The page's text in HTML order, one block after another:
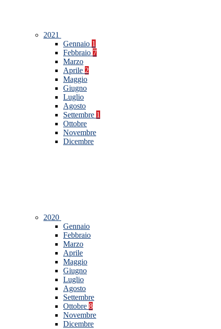
2021
Gennaio 1
Febbraio 7
Marzo
Aprile 2
Maggio
Giugno
Luglio
Agosto
Settembre 1
Ottobre
Novembre
Dicembre
2020
Gennaio
Febbraio
Marzo
Aprile
Maggio
Giugno
Luglio
Agosto
Settembre
Ottobre 8
Novembre
Dicembre